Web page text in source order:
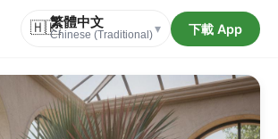
🇭🇰繁體中文
Chinese (Traditional)▾ 下載 App